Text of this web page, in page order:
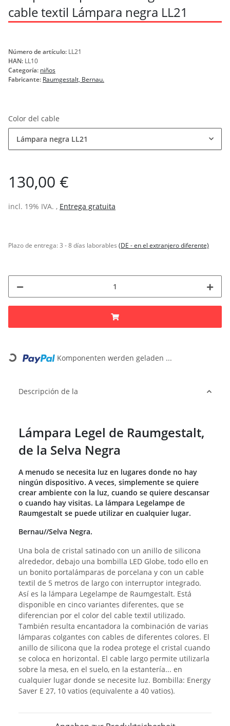
cable textil Lámpara negra LL21
Número de artículo: LL21
HAN: LL10
Categoría: niños
Fabricante: Raumgestalt, Bernau.
Color del cable
Lámpara negra LL21
130,00 €
incl. 19% IVA. , Entrega gratuita
Plazo de entrega:3 - 8 días laborables (DE - en el extranjero diferente)
Loading... Komponenten werden geladen ...
Descripción de la
Lámpara Legel de Raumgestalt,
de la Selva Negra
A menudo se necesita luz en lugares donde no hay
ningún dispositivo. A veces, simplemente se quiere
crear ambiente con la luz, cuando se quiere descansar
o cuando hay visitas. La lámpara Legelampe de
Raumgestalt se puede utilizar en cualquier lugar.
Bernau//Selva Negra.
Una bola de cristal satinado con un anillo de silicona
alrededor, debajo una bombilla LED Globe, todo ello en
un bonito portalámparas de porcelana y con un cable
textil de 5 metros de largo con interruptor integrado.
Así es la lámpara Legelampe de Raumgestalt. Está
disponible en cinco variantes diferentes, que se
diferencian por el color del cable textil utilizado.
También resulta encantadora la combinación de varias
lámparas colgantes con cables de diferentes colores. El
anillo de silicona que la rodea protege el cristal cuando
se coloca en horizontal. El cable largo permite utilizarla
sobre la mesa, en el suelo, en la estantería... en
cualquier lugar donde se necesite luz. Bombilla: Energy
Saver E 27, 10 vatios (equivalente a 40 vatios).